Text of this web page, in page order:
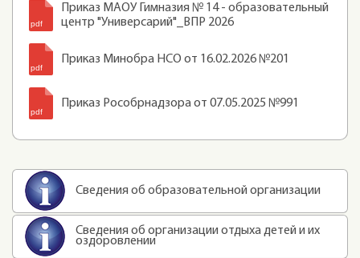
Приказ МАОУ Гимназия № 14 - образовательный
центр "Универсарий"_ВПР 2026
Приказ Минобра НСО от 16.02.2026 №201
Приказ Рособрнадзора от 07.05.2025 №991
Сведения об образовательной организации
Сведения об организации отдыха детей и их
оздоровлении